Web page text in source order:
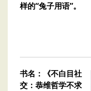
样的“兔子用语”。
书名：《不白目社
交：恭维哲学不求